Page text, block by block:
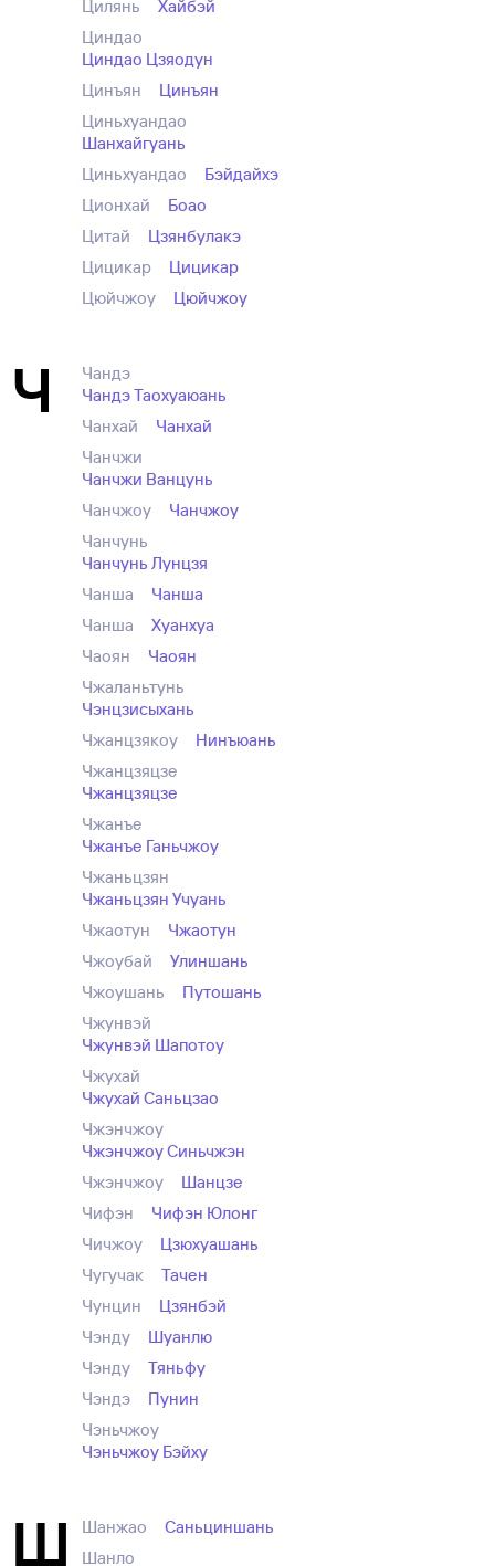
Цилянь
Хайбэй
Циндао
Циндао Цзяодун
Цинъян
Цинъян
Циньхуандао
Шанхайгуань
Циньхуандао
Бэйдайхэ
Ционхай
Боао
Цитай
Цзянбулакэ
Цицикар
Цицикар
Цюйчжоу
Цюйчжоу
Ч
Чандэ
Чандэ Таохуаюань
Чанхай
Чанхай
Чанчжи
Чанчжи Ванцунь
Чанчжоу
Чанчжоу
Чанчунь
Чанчунь Лунцзя
Чанша
Чанша
Чанша
Хуанхуа
Чаоян
Чаоян
Чжаланьтунь
Чэнцзисыхань
Чжанцзякоу
Нинъюань
Чжанцзяцзе
Чжанцзяцзе
Чжанъе
Чжанъе Ганьчжоу
Чжаньцзян
Чжаньцзян Учуань
Чжаотун
Чжаотун
Чжоубай
Улиншань
Чжоушань
Путошань
Чжунвэй
Чжунвэй Шапотоу
Чжухай
Чжухай Саньцзао
Чжэнчжоу
Чжэнчжоу Синьчжэн
Чжэнчжоу
Шанцзе
Чифэн
Чифэн Юлонг
Чичжоу
Цзюхуашань
Чугучак
Тачен
Чунцин
Цзянбэй
Чэнду
Шуанлю
Чэнду
Тяньфу
Чэндэ
Пунин
Чэньчжоу
Чэньчжоу Бэйху
Ш Шанжао
Саньциншань
Шанло